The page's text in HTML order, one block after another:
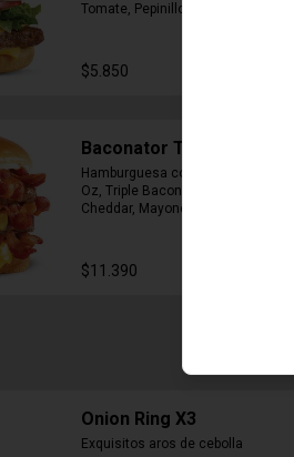
Tomate, Pepinillos, Cebolla,
$5.850
Baconator Triple
Hamburguesa con Triple Carne de 4
Oz, Triple Bacon, Triple Queso
Cheddar, Mayonesa, Ketchup
$11.390
Onion Ring X3
Exquisitos aros de cebolla